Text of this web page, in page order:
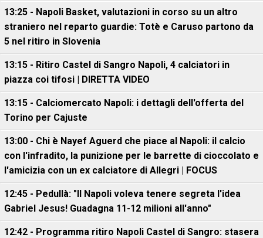
13:25 - Napoli Basket, valutazioni in corso su un altro
straniero nel reparto guardie: Totè e Caruso partono da
5 nel ritiro in Slovenia
13:15 - Ritiro Castel di Sangro Napoli, 4 calciatori in
piazza coi tifosi | DIRETTA VIDEO
13:15 - Calciomercato Napoli: i dettagli dell'offerta del
Torino per Cajuste
13:00 - Chi è Nayef Aguerd che piace al Napoli: il calcio
con l'infradito, la punizione per le barrette di cioccolato e
l'amicizia con un ex calciatore di Allegri | FOCUS
12:45 - Pedullà: "Il Napoli voleva tenere segreta l'idea
Gabriel Jesus! Guadagna 11-12 milioni all'anno"
12:42 - Programma ritiro Napoli Castel di Sangro: stasera